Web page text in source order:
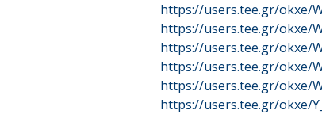
https://users.tee.gr/okxe/
https://users.tee.gr/okxe/
https://users.tee.gr/okxe/
https://users.tee.gr/okxe/
https://users.tee.gr/okxe/
https://users.tee.gr/okxe/